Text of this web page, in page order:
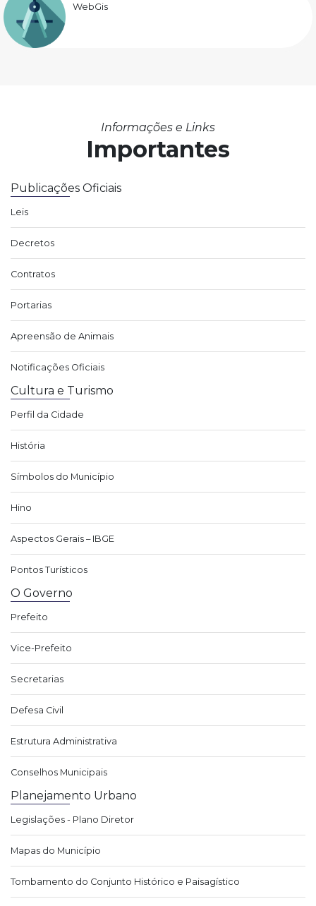
WebGis
Informações e Links
Importantes
Publicações Oficiais
Leis
Decretos
Contratos
Portarias
Apreensão de Animais
Notificações Oficiais
Cultura e Turismo
Perfil da Cidade
História
Símbolos do Município
Hino
Aspectos Gerais – IBGE
Pontos Turísticos
O Governo
Prefeito
Vice-Prefeito
Secretarias
Defesa Civil
Estrutura Administrativa
Conselhos Municipais
Planejamento Urbano
Legislações - Plano Diretor
Mapas do Município
Tombamento do Conjunto Histórico e Paisagístico